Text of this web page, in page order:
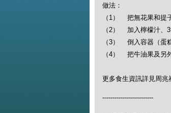
做法：
（1） 把無花果和提
（2） 加入檸檬汁、3
（3） 倒入容器（蛋
（4） 把牛油果及另
更多食生資訊詳見周兆
-------------------------